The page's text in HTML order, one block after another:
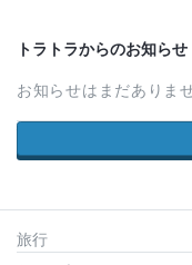
トラトラからのお知らせ
お知らせはまだありませ
旅行